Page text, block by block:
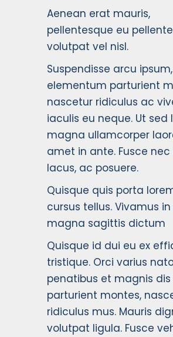
Aenean erat mauris,
pellentesque eu
volutpat vel nisl.
Suspendisse arcu ipsum,
elementum parturient
nascetur ridiculus ac
iaculis eu neque. Ut sed
magna ullamcorper
amet in ante. Fusce nec
lacus, ac posuere.
Quisque quis porta
cursus tellus. Vivamus
magna sagittis dictum
Quisque id dui eu ex
tristique. Orci varius
penatibus et magnis dis
parturient montes,
ridiculus mus. Mauris
volutpat ligula. Fusce